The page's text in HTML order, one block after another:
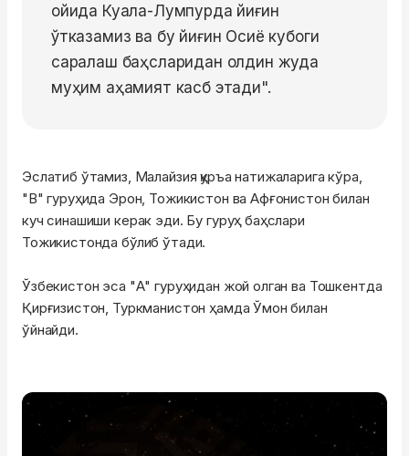
ойида Куала-Лумпурда йиғин
ўтказамиз ва бу йиғин Осиё кубоги
саралаш баҳсларидан олдин жуда
муҳим аҳамият касб этади".
Эслатиб ўтамиз, Малайзия қуръа натижаларига кўра,
"B" гуруҳида Эрон, Тожикистон ва Афғонистон билан
куч синашиши керак эди. Бу гуруҳ баҳслари
Тожикистонда бўлиб ўтади.
Ўзбекистон эса "А" гуруҳидан жой олган ва Тошкентда
Қирғизистон, Туркманистон ҳамда Ўмон билан
ўйнайди.